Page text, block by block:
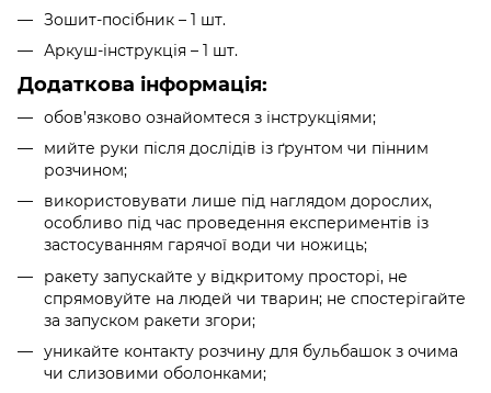
Зошит-посібник – 1 шт.
Аркуш-інструкція – 1 шт.
Додаткова інформація:
обов’язково ознайомтеся з інструкціями;
мийте руки після дослідів із ґрунтом чи пінним
розчином;
використовувати лише під наглядом дорослих,
особливо під час проведення експериментів із
застосуванням гарячої води чи ножиць;
ракету запускайте у відкритому просторі, не
спрямовуйте на людей чи тварин; не спостерігайте
за запуском ракети згори;
уникайте контакту розчину для бульбашок з очима
чи слизовими оболонками;